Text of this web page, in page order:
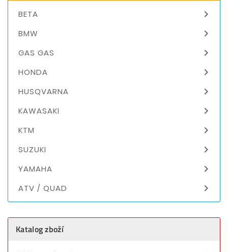
BETA 
BMW 
GAS GAS 
HONDA 
HUSQVARNA 
KAWASAKI 
KTM 
SUZUKI 
YAMAHA 
ATV / QUAD 
Katalog zboží